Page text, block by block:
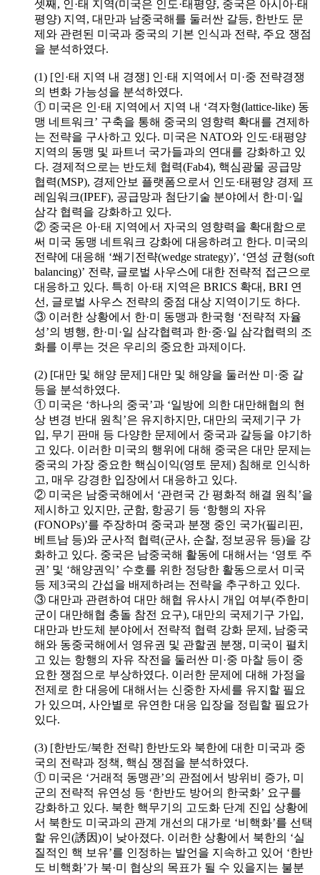
셋째, 인·태 지역(미국은 인도·태평양, 중국은 아시아·태
평양) 지역, 대만과 남중국해를 둘러싼 갈등, 한반도 문
제와 관련된 미국과 중국의 기본 인식과 전략, 주요 쟁점
을 분석하였다.
(1) [인·태 지역 내 경쟁] 인·태 지역에서 미·중 전략경쟁
의 변화 가능성을 분석하였다.
① 미국은 인·태 지역에서 지역 내 ‘격자형(lattice-like) 동
맹 네트워크’ 구축을 통해 중국의 영향력 확대를 견제하
는 전략을 구사하고 있다. 미국은 NATO와 인도·태평양
지역의 동맹 및 파트너 국가들과의 연대를 강화하고 있
다. 경제적으로는 반도체 협력(Fab4), 핵심광물 공급망
협력(MSP), 경제안보 플랫폼으로서 인도·태평양 경제 프
레임워크(IPEF), 공급망과 첨단기술 분야에서 한·미·일
삼각 협력을 강화하고 있다.
② 중국은 아·태 지역에서 자국의 영향력을 확대함으로
써 미국 동맹 네트워크 강화에 대응하려고 한다. 미국의
전략에 대응해 ‘쐐기전략(wedge strategy)’, ‘연성 균형(soft
balancing)’ 전략, 글로벌 사우스에 대한 전략적 접근으로
대응하고 있다. 특히 아·태 지역은 BRICS 확대, BRI 연
선, 글로벌 사우스 전략의 중점 대상 지역이기도 하다.
③ 이러한 상황에서 한·미 동맹과 한국형 ‘전략적 자율
성’의 병행, 한·미·일 삼각협력과 한·중·일 삼각협력의 조
화를 이루는 것은 우리의 중요한 과제이다.
(2) [대만 및 해양 문제] 대만 및 해양을 둘러싼 미·중 갈
등을 분석하였다.
① 미국은 ‘하나의 중국’과 ‘일방에 의한 대만해협의 현
상 변경 반대 원칙’은 유지하지만, 대만의 국제기구 가
입, 무기 판매 등 다양한 문제에서 중국과 갈등을 야기하
고 있다. 이러한 미국의 행위에 대해 중국은 대만 문제는
중국의 가장 중요한 핵심이익(영토 문제) 침해로 인식하
고, 매우 강경한 입장에서 대응하고 있다.
② 미국은 남중국해에서 ‘관련국 간 평화적 해결 원칙’을
제시하고 있지만, 군함, 항공기 등 ‘항행의 자유
(FONOPs)’를 주장하며 중국과 분쟁 중인 국가(필리핀,
베트남 등)와 군사적 협력(군사, 순찰, 정보공유 등)을 강
화하고 있다. 중국은 남중국해 활동에 대해서는 ‘영토 주
권’ 및 ‘해양권익’ 수호를 위한 정당한 활동으로서 미국
등 제3국의 간섭을 배제하려는 전략을 추구하고 있다.
③ 대만과 관련하여 대만 해협 유사시 개입 여부(주한미
군이 대만해협 충돌 참전 요구), 대만의 국제기구 가입,
대만과 반도체 분야에서 전략적 협력 강화 문제, 남중국
해와 동중국해에서 영유권 및 관할권 분쟁, 미국이 펼치
고 있는 항행의 자유 작전을 둘러싼 미·중 마찰 등이 중
요한 쟁점으로 부상하였다. 이러한 문제에 대해 가정을
전제로 한 대응에 대해서는 신중한 자세를 유지할 필요
가 있으며, 사안별로 유연한 대응 입장을 정립할 필요가
있다.
(3) [한반도/북한 전략] 한반도와 북한에 대한 미국과 중
국의 전략과 정책, 핵심 쟁점을 분석하였다.
① 미국은 ‘거래적 동맹관’의 관점에서 방위비 증가, 미
군의 전략적 유연성 등 ‘한반도 방어의 한국화’ 요구를
강화하고 있다. 북한 핵무기의 고도화 단계 진입 상황에
서 북한도 미국과의 관계 개선의 대가로 ‘비핵화’를 선택
할 유인(誘因)이 낮아졌다. 이러한 상황에서 북한의 ‘실
질적인 핵 보유’를 인정하는 발언을 지속하고 있어 ‘한반
도 비핵화’가 북·미 협상의 목표가 될 수 있을지는 불분